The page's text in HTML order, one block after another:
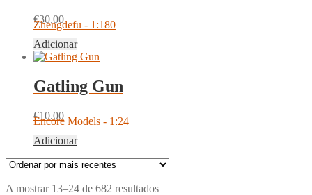
€30.00
Zhengdefu - 1:180
Adicionar
Gatling Gun
€10.00
Encore Models - 1:24
Adicionar
A mostrar 13–24 de 682 resultadosOrdenado